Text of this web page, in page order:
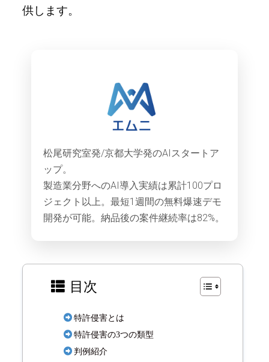
供します。
松尾研究室発/京都大学発のAIスタートア
ップ。
製造業分野へのAI導入実績は累計100プロ
ジェクト以上。最短1週間の無料爆速デモ
開発が可能。納品後の案件継続率は82%。
目次
特許侵害とは
特許侵害の3つの類型
判例紹介